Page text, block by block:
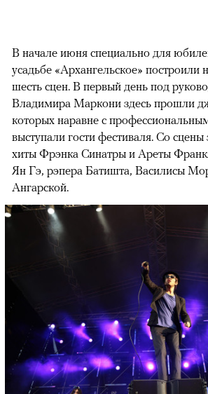
В начале июня специально для
усадьбе «Архангельское» построили
шесть сцен. В первый день под
Владимира Маркони здесь прошли
которых наравне с
выступали гости фестиваля. Со сцены
хиты Фрэнка Синатры и Ареты
Ян Гэ, рэпера Батишта, Василисы
Ангарской.